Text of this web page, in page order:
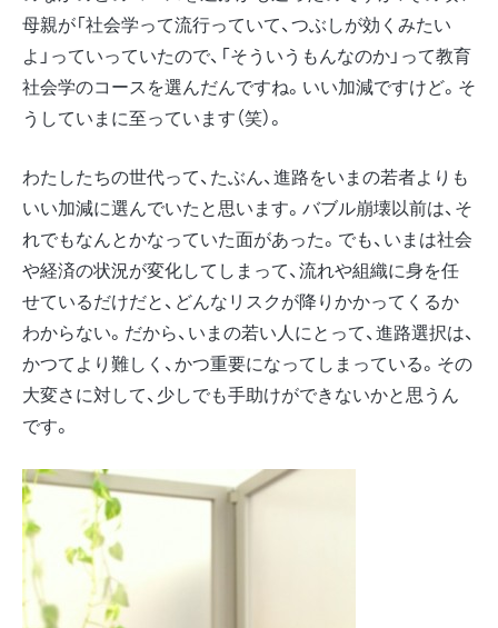
母親が「社会学って流行っていて、つぶしが効くみたい
よ」っていっていたので、「そういうもんなのか」って教育
社会学のコースを選んだんですね。いい加減ですけど。そ
うしていまに至っています（笑）。
わたしたちの世代って、たぶん、進路をいまの若者よりも
いい加減に選んでいたと思います。バブル崩壊以前は、そ
れでもなんとかなっていた面があった。でも、いまは社会
や経済の状況が変化してしまって、流れや組織に身を任
せているだけだと、どんなリスクが降りかかってくるか
わからない。だから、いまの若い人にとって、進路選択は、
かつてより難しく、かつ重要になってしまっている。その
大変さに対して、少しでも手助けができないかと思うん
です。